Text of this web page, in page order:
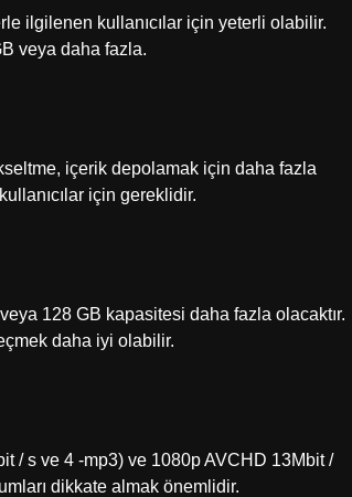
ilgilenen kullanıcılar için yeterli olabilir.
veya daha fazla.
içerik depolamak için daha fazla
için gereklidir.
128 GB kapasitesi daha fazla olacaktır.
daha iyi olabilir.
/ s ve 4 -mp3) ve 1080p AVCHD 13Mbit /
dikkate almak önemlidir.